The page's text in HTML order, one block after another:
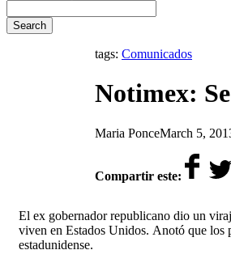
Search
tags: Comunicados
Notimex:
by
Maria Ponceon
March 5,
Compartir este:
El ex gobernador republicano dio un
viven en Estados Unidos. Anotó que los
estadunidense.